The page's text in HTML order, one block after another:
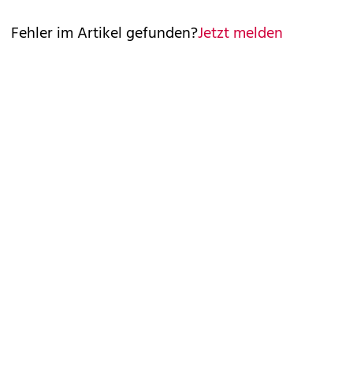
Fehler im Artikel gefunden?Jetzt melden